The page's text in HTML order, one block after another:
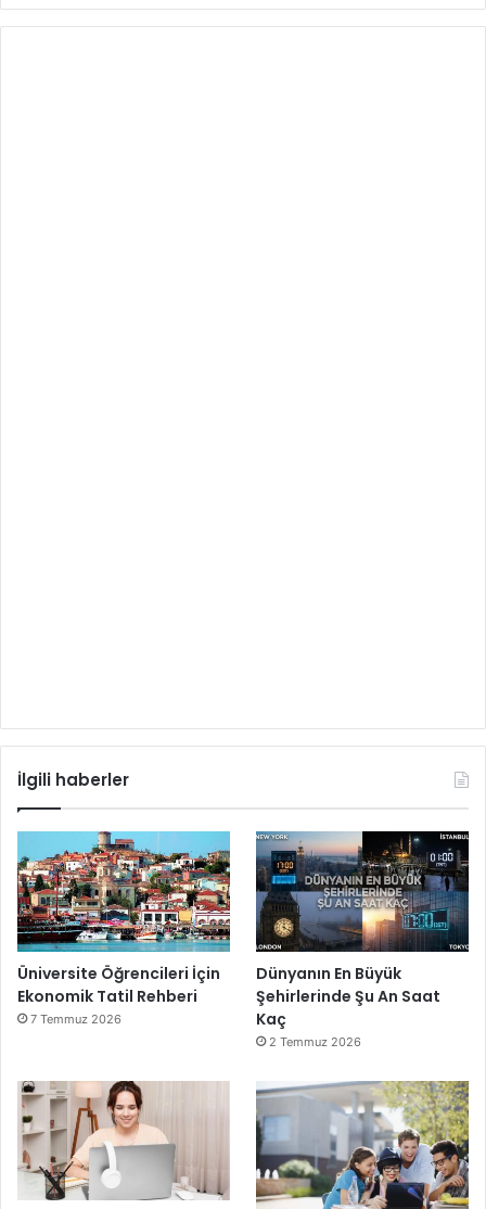
İlgili haberler
Üniversite Öğrencileri İçin
Ekonomik Tatil Rehberi
7 Temmuz 2026
Dünyanın En Büyük
Şehirlerinde Şu An Saat
Kaç
2 Temmuz 2026